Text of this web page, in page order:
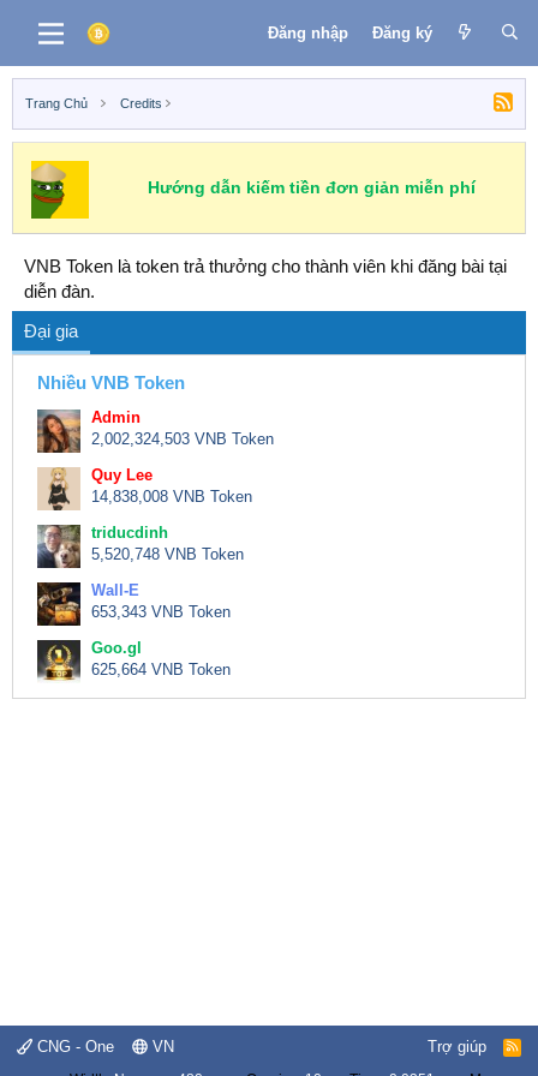
Đăng nhập Đăng ký
Trang Chủ Credits
Hướng dẫn kiếm tiền đơn giản miễn phí
VNB Token là token trả thưởng cho thành viên khi đăng bài tại
diễn đàn.
Đại gia
Nhiều VNB Token
Admin
2,002,324,503 VNB Token
Quy Lee
14,838,008 VNB Token
triducdinh
5,520,748 VNB Token
Wall-E
653,343 VNB Token
Goo.gl
625,664 VNB Token
CNG - One VN Trợ giúp
R